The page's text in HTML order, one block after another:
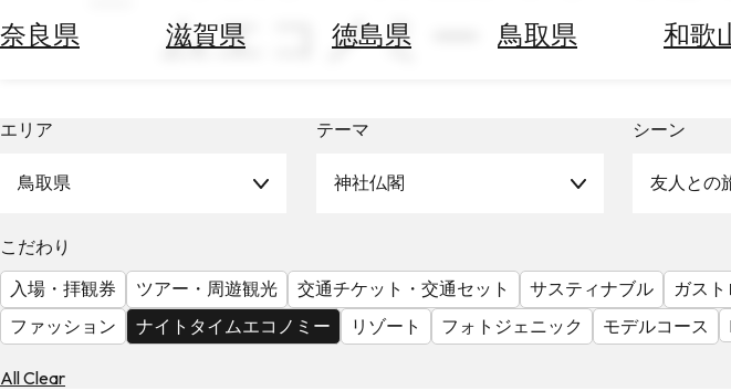
奈良県 滋賀県 徳島県 鳥取県 和歌
べ
る
天
気
を
見
ムエコノミー
エリア
鳥取県
テーマ
神社仏閣
シーン
友人との
こだわり
入場・拝観券
ツアー・周遊観光 交通チケット・交通セット サスティナブル ガス
ファッション
ナイトタイムエコノミー リゾート フォトジェニック モデルコース
All Clear